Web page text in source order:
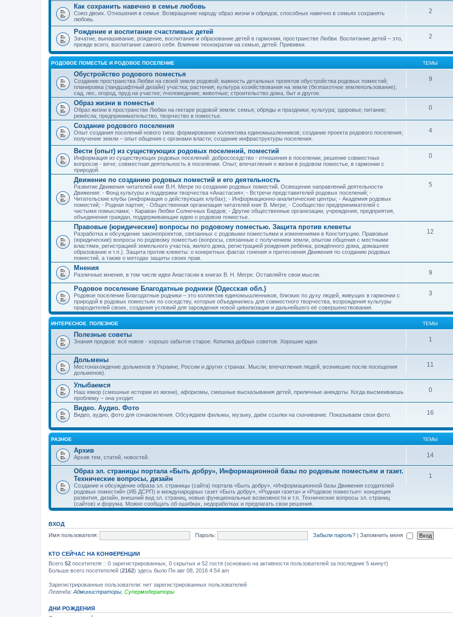
Как сохранить навечно в семье любовь
Союз двоих. Отношения в семье. Возвращение народу образ жизни и обрядов, способных навечно в семьях сохранять
любовь.
2
Рождение и воспитание счастливых детей
Зачатие, вынашивание, рождение, воспитание и образование детей в гармонии, пространстве Любви. Воспитание детей – это,
прежде всего, воспитание самого себя. Влияние технократии на семью, детей. Прививки.
2
РОДОВОЕ ПОМЕСТЬЕ И РОДОВОЕ ПОСЕЛЕНИЕ ТЕМЫ
Обустройство родового поместья
Создание пространства Любви на своей земле родовой; важность детальных проектов обустройства родовых поместий;
планировка (ландшафтный дизайн) участка; растения; культура хозяйствования на земле (безпахотное землепользование);
сад, лес, огород, пруд на участке; пчеловедение; животные; строительство дома, быт и другое.
9
Образ жизни в поместье
Образ жизни в пространстве Любви на гектаре родовой земли: семья; обряды и праздники; культура; здоровье; питание;
ремёсла; предпринимательство, творчество в поместье.
0
Создание родового поселения
Опыт создания поселений нового типа: формирование коллектива единомышленников; создание проекта родового поселения;
получение земли – опыт общения с органами власти; создание инфраструктуры поселения.
4
Вести (опыт) из существующих родовых поселений, поместий
Информация из существующих родовых поселений: добрососедство - отношения в поселении, решение совместных
вопросов - вече; совместная деятельность в поселении. Опыт, впечатления о жизни в родовом поместье, в гармонии с
природой.
0
Движение по созданию родовых поместий и его деятельность
Развитие Движения читателей книг В.Н. Мегре по созданию родовых поместий. Освещение направлений деятельности
Движения: - Фонд культуры и поддержки творчества «Анастасия»; - Встречи представителей родовых поселений; -
Читательские клубы (информация о действующих клубах); - Информационно-аналитические центры; - Академия родовых
поместий; - Родная партия; - Общественная организация читателей книг В. Мегре; - Сообщество предпринимателей с
чистыми помыслами; - Караван Любви Солнечных Бардов; - Другие общественные организации, учреждения, предприятия,
объединения граждан, поддерживающие идею о родовом поместье.
5
Правовые (юридические) вопросы по родовому поместью. Защита против клеветы
Разработка и обсуждение законопроектов, связанных с родовыми поместьями и изменениями в Конституцию. Правовые
(юридические) вопросы по родовому поместью (вопросы, связанные с получением земли, опытом общения с местными
властями, регистрацией земельного участка, жилого дома, регистрацией рождения ребёнка, рождённого дома, домашнее
образование и т.п.). Защита против клеветы: о конкретных фактах гонения и притеснения Движения по созданию родовых
поместий, а также о методах защиты своих прав.
12
Мнения
Различные мнения, в том числе идеи Анастасии в книгах В. Н. Мегре. Оставляйте свои мысли. 9
Родовое поселение Благодатные родники (Одесская обл.)
Родовое поселение Благодатные родники – это коллектив единомышленников, близких по духу людей, живущих в гармонии с
природой в родовых поместьях по соседству, которые объединились для совместного творчества, возрождения культуры
прародителей своих, создания условий для зарождения новой цивилизации и дальнейшего её совершенствования.
3
ИНТЕРЕСНОЕ. ПОЛЕЗНОЕ ТЕМЫ
Полезные советы
Знания предков: всё новое - хорошо забытое старое. Копилка добрых советов. Хорошие идеи. 1
Дольмены
Местонахождение дольменов в Украине, России и других странах. Мысли, впечатления людей, возникшие после посещения
дольменов).
11
Улыбаемся
Наш юмор (смешные истории из жизни), афоризмы, смешные высказывания детей, приличные анекдоты. Когда высмеиваешь
проблему – она уходит.
0
Видео. Аудио. Фото
Видео, аудио, фото для ознакомления. Обсуждаем фильмы, музыку, даём ссылки на скачивание. Показываем свои фото. 16
РАЗНОЕ ТЕМЫ
Архив
Архив тем, статей, новостей. 14
Образ эл. страницы портала «Быть добру», Информационной базы по родовым поместьям и газет.
Технические вопросы, дизайн
Создание и обсуждение образа эл. страницы (сайта) портала «Быть добру», «Информационной базы Движения создателей
родовых поместий» (ИБ ДСРП) и международных газет «Быть добру», «Родная газета» и «Родовое поместье»: концепция
развития, дизайн, внешний вид эл. страниц, новые функциональные возможности и т.п. Технические вопросы эл. страниц
(сайтов) и форума. Можно сообщать об ошибках, недоработках и предлагать свои решения.
1
ВХОД
Имя пользователя:
Пароль: Забыли пароль? | Запомнить меня
КТО СЕЙЧАС НА КОНФЕРЕНЦИИ
Всего 52 посетителя :: 0 зарегистрированных, 0 скрытых и 52 гостя (основано на активности пользователей за последние 5 минут)
Больше всего посетителей (2162) здесь было Пн авг 08, 2016 4:54 am
Зарегистрированные пользователи: нет зарегистрированных пользователей
Легенда: Администраторы Супермодераторы
ДНИ РОЖДЕНИЯ